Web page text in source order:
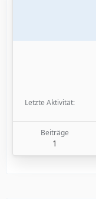
Letzte Aktivität
Beiträge
1